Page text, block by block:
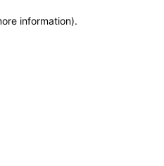
information).